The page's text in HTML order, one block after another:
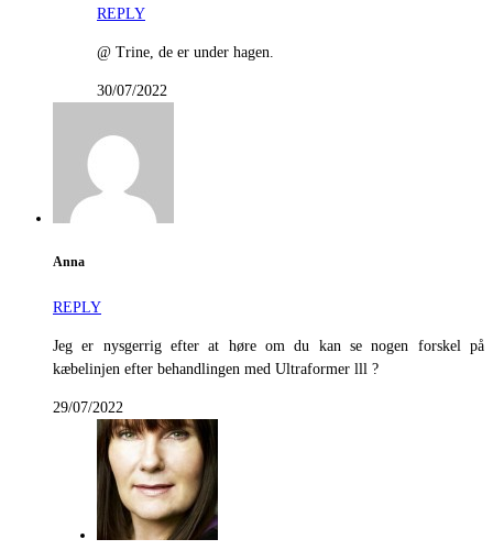
REPLY
@ Trine, de er under hagen.
30/07/2022
Anna
REPLY
Jeg er nysgerrig efter at høre om du kan se nogen forskel på
kæbelinjen efter behandlingen med Ultraformer lll ?
29/07/2022